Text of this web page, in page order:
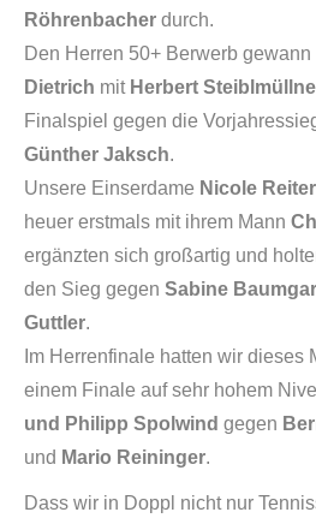
Röhrenbacher durch.
Den Herren 50+ Berwerb
Dietrich mit Herbert
Finalspiel gegen die
Günther Jaksch.
Unsere Einserdame Nicole Reiter
heuer erstmals mit ihrem Mann
ergänzten sich großartig und
den Sieg gegen Sabine
Guttler.
Im Herrenfinale hatten wir dieses
einem Finale auf sehr hohem
und Philipp Spolwind gegen
und Mario Reininger.
Dass wir in Doppl nicht nur